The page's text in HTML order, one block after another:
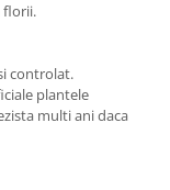
florii.
controlat.
plantele
multi ani daca